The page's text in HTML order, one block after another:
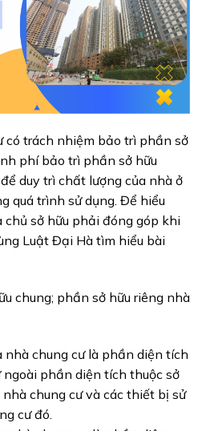
có trách nhiệm bảo trì phần sở
phí bảo trì phần sở hữu
duy trì chất lượng của nhà ở
quá trình sử dụng. Để hiểu
sở hữu phải đóng góp khi
Luật Đại Hà tìm hiểu bài
chung; phần sở hữu riêng nhà
nhà chung cư là phần diện tích
phần diện tích thuộc sở
nhà chung cư và các thiết bị sử
cư đó